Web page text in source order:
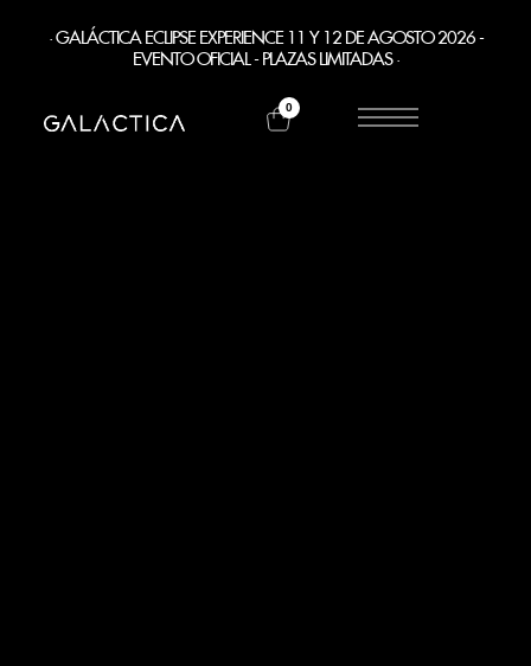
· GALÁCTICA ECLIPSE EXPERIENCE 11 Y 12 DE AGOSTO 2026 -
EVENTO OFICIAL - PLAZAS LIMITADAS ·
0